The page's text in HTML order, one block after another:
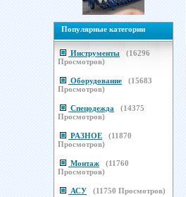
Популярные категории
Инструменты (16296
Просмотров)
Оборудование (15683
Просмотров)
Спецодежда (14375
Просмотров)
РАЗНОЕ (11870
Просмотров)
Монтаж (11760
Просмотров)
АСУ (11750 Просмотров)